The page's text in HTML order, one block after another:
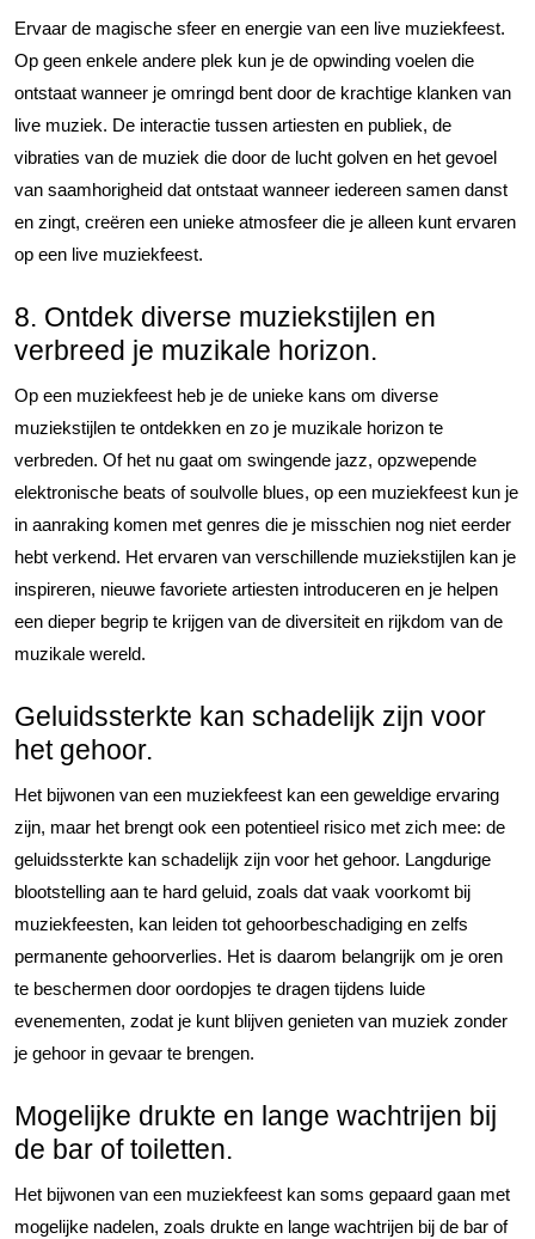
Ervaar de magische sfeer en energie van een live muziekfeest.
Op geen enkele andere plek kun je de opwinding voelen die
ontstaat wanneer je omringd bent door de krachtige klanken van
live muziek. De interactie tussen artiesten en publiek, de
vibraties van de muziek die door de lucht golven en het gevoel
van saamhorigheid dat ontstaat wanneer iedereen samen danst
en zingt, creëren een unieke atmosfeer die je alleen kunt ervaren
op een live muziekfeest.
8. Ontdek diverse muziekstijlen en
verbreed je muzikale horizon.
Op een muziekfeest heb je de unieke kans om diverse
muziekstijlen te ontdekken en zo je muzikale horizon te
verbreden. Of het nu gaat om swingende jazz, opzwepende
elektronische beats of soulvolle blues, op een muziekfeest kun je
in aanraking komen met genres die je misschien nog niet eerder
hebt verkend. Het ervaren van verschillende muziekstijlen kan je
inspireren, nieuwe favoriete artiesten introduceren en je helpen
een dieper begrip te krijgen van de diversiteit en rijkdom van de
muzikale wereld.
Geluidssterkte kan schadelijk zijn voor
het gehoor.
Het bijwonen van een muziekfeest kan een geweldige ervaring
zijn, maar het brengt ook een potentieel risico met zich mee: de
geluidssterkte kan schadelijk zijn voor het gehoor. Langdurige
blootstelling aan te hard geluid, zoals dat vaak voorkomt bij
muziekfeesten, kan leiden tot gehoorbeschadiging en zelfs
permanente gehoorverlies. Het is daarom belangrijk om je oren
te beschermen door oordopjes te dragen tijdens luide
evenementen, zodat je kunt blijven genieten van muziek zonder
je gehoor in gevaar te brengen.
Mogelijke drukte en lange wachtrijen bij
de bar of toiletten.
Het bijwonen van een muziekfeest kan soms gepaard gaan met
mogelijke nadelen, zoals drukte en lange wachtrijen bij de bar of